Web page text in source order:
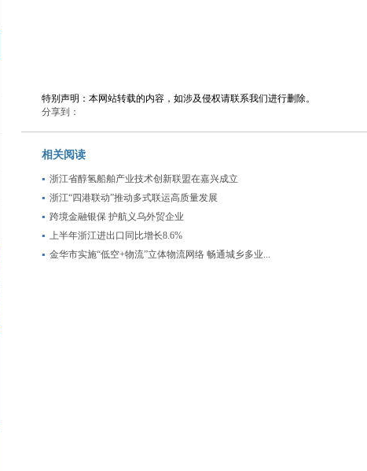
特别声明：本网站转载的内容，如涉及侵权请联系我们进行删除。
分享到：
相关阅读
浙江省醇氢船舶产业技术创新联盟在嘉兴成立
浙江“四港联动”推动多式联运高质量发展
跨境金融银保 护航义乌外贸企业
上半年浙江进出口同比增长8.6%
金华市实施“低空+物流”立体物流网络 畅通城乡多业...